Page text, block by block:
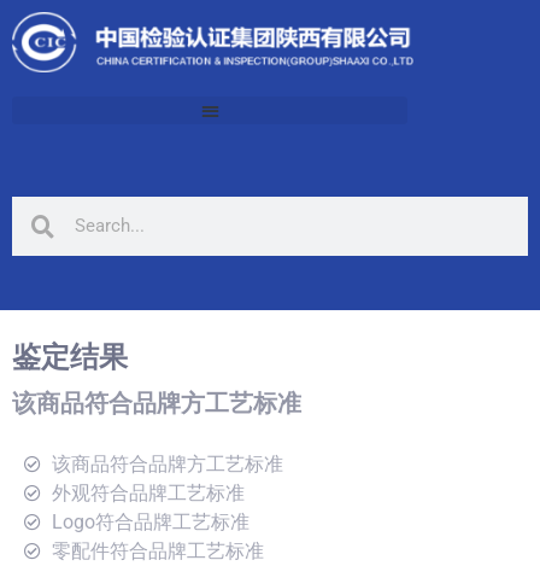
鉴定结果
该商品符合品牌方工艺标准
该商品符合品牌方工艺标准
外观符合品牌工艺标准
Logo符合品牌工艺标准
零配件符合品牌工艺标准